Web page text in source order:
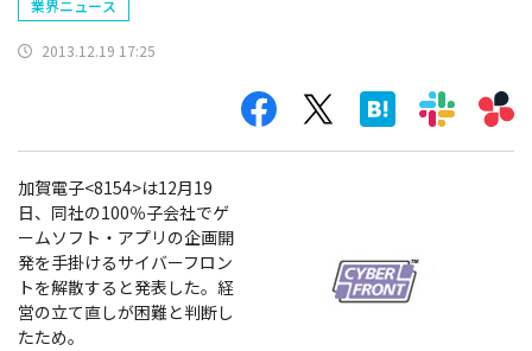
業界ニュース
2013.12.19 17:25
加賀電子<8154>は12月19
日、同社の100％子会社でゲ
ームソフト・アプリの企画開
発を手掛けるサイバーフロン
トを解散すると発表した。経
営の立て直しが困難と判断し
たため。